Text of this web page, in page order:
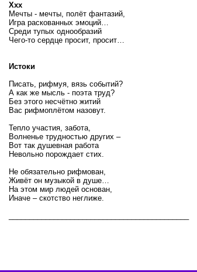
Ххх
Мечты - мечты, полёт фантазий,
Игра раскованных эмоций…
Среди тупых однообразий
Чего-то сердце просит, просит…
Истоки
Писать, рифмуя, вязь событий?
А как же мысль - поэта труд?
Без этого несчётно житий
Вас рифмоплётом назовут.
Тепло участия, забота,
Волненье трудностью других –
Вот так душевная работа
Невольно порождает стих.
Не обязательно рифмован,
Живёт он музыкой в душе…
На этом мир людей основан,
Иначе – скотство неглиже.